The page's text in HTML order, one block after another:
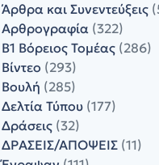
Άρθρα και Συνεντεύξεις
Αρθρογραφία(322)
Β1 Βόρειος Τομέας(286)
Βίντεο (293)
Βουλή (285)
Δελτία Τύπου(177)
Δράσεις(32)
ΔΡΑΣΕΙΣ/ΑΠΟΨΕΙΣ(11)